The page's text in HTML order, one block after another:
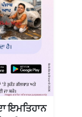
ਇਮਤਿਹਾਨ